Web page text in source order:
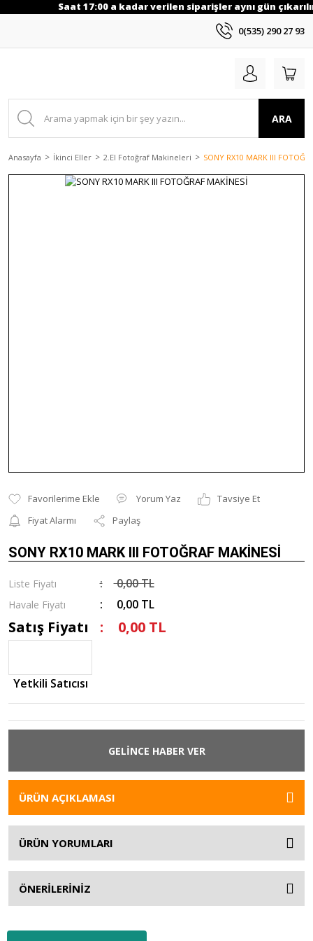
Saat 17:00 a kadar verilen siparişler aynı gün
0(535) 290 27 93
ARA
Anasayfa İkinci Eller 2.El Fotoğraf Makineleri SONY RX10 MARK III
Yorum Yaz
Tavsiye Et
Fiyat Alarmı
Paylaş
SONY RX10 MARK III FOTOĞRAF MAKİNESİ
Liste Fiyatı 0,00 TL
Havale Fiyatı 0,00 TL
Satış Fiyatı 0,00 TL
Yetkili Satıcısı
GELİNCE HABER VER
ÜRÜN AÇIKLAMASI
ÜRÜN YORUMLARI
ÖNERİLERİNİZ